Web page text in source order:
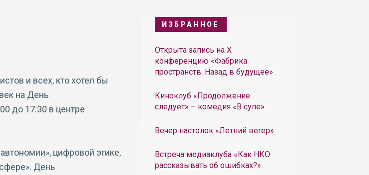
и всех, кто хотел бы
на День
до 17:30 в центре
цифровой этике,
День
ИЗБРАННОЕ
Открыта запись на X
конференцию «Фабрика
пространств. Назад в будущее»
Киноклуб «Продолжение
следует» – комедия «В супе»
Вечер настолок «Летний ветер»
Встреча медиаклуба «Как НКО
рассказывать об ошибках?»